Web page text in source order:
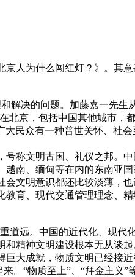
人为什么闯红灯？》。其
决的问题。加藤嘉一先生
京，包括中国其他城市，
民众有一种普世关怀、社
称文明古国、礼仪之邦。
南、缅甸等在内的东南亚
文明意识都还比较淡薄，
育、现代交通管理理念、
远。中国的近代化、现代
精神文明建设根本无从谈
大成就，物质文明已经接
。“物质至上”、“拜金主义